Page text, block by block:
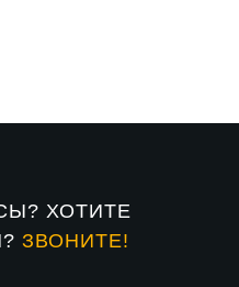
ХОТИТЕ
ЗВОНИТЕ!